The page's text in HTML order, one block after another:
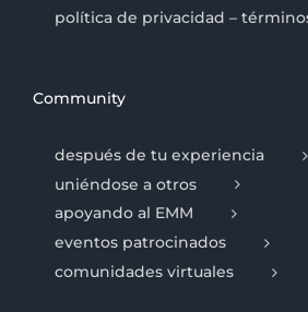
política de privacidad –
Community
después de tu experiencia
uniéndose a otros
apoyando al EMM
eventos patrocinados
comunidades virtuales